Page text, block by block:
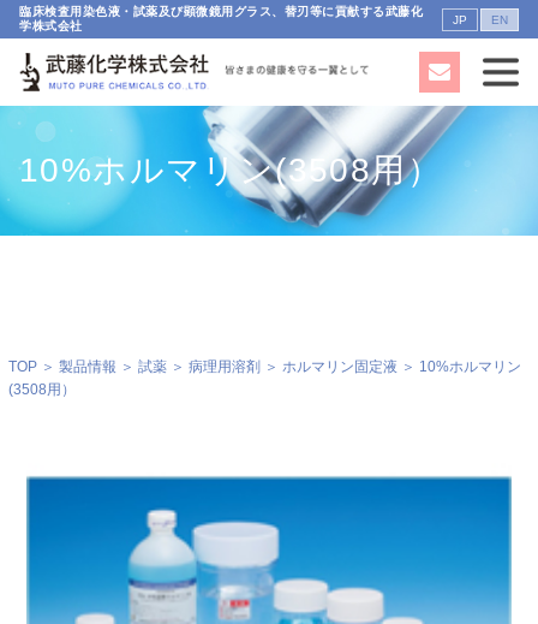
臨床検査用染色液・試薬及び顕微鏡用グラス、替刃等に貢献する武藤化
学株式会社
JP EN
10%ホルマリン(3508用）
TOP＞ 製品情報 ＞ 試薬＞ 病理用溶剤 ＞ ホルマリン固定液 ＞ 10%ホルマリン
(3508用）